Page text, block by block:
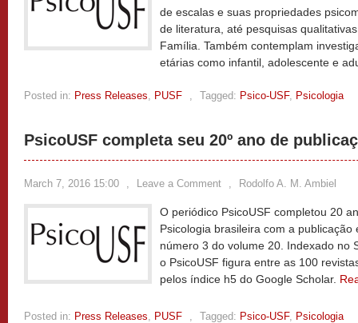
de escalas e suas propriedades
de literatura, até pesquisas
Família. Também contemplam
etárias como infantil, adolescente e
Posted in: Press Releases, PUSF , Tagged: Psico-USF, Psicologia
PsicoUSF completa seu 20º ano de
March 7, 2016 15:00 , Leave a Comment , Rodolfo A. M. Ambiel
O periódico PsicoUSF completou 20
Psicologia brasileira com a
número 3 do volume 20. Indexado no
o PsicoUSF figura entre as 100
pelos índice h5 do Google Scholar.
Posted in: Press Releases, PUSF , Tagged: Psico-USF, Psicologia